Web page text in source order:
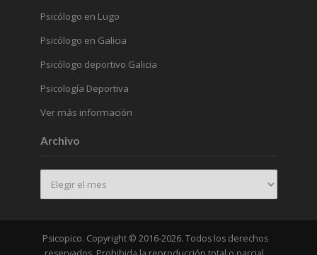
Psicólogo en Lugo
Psicólogo en Galicia
Psicólogo deportivo Galicia
Psicología Deportiva
Ver más información
Archivo
Archivo
Psicopico. Copyright © 2016-2026. Todos los derechos